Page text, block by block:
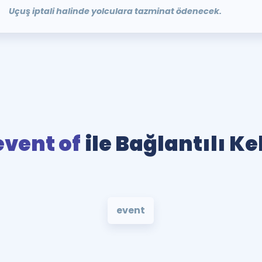
Uçuş iptali halinde yolculara tazminat ödenecek.
of ile Bağlantılı
event